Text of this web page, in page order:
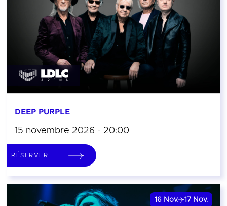
DEEP PURPLE
15 novembre 2026 - 20:00
RÉSERVER
16 Nov. 17 Nov.